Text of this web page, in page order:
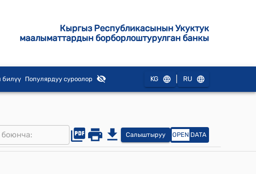
Кыргыз Республикасынын Укуктук
маалыматтардын борборлоштурулган банкы
билүү Популярдуу суроолор KG RU
Салыштыруу OPEN DATA